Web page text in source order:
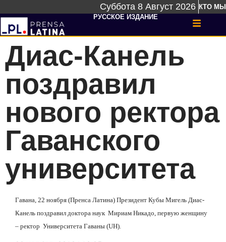
Суббота 8 Август 2026 КТО МЫ
РУССКОЕ ИЗДАНИЕ
Диас-Канель
поздравил
нового ректора
Гаванского
университета
Гавана, 22 ноября (Пренса Латина) Президент Кубы Мигель Диас-
Канель поздравил доктора наук Мириам Никадо, первую женщину
– ректор Университета Гаваны (UH).